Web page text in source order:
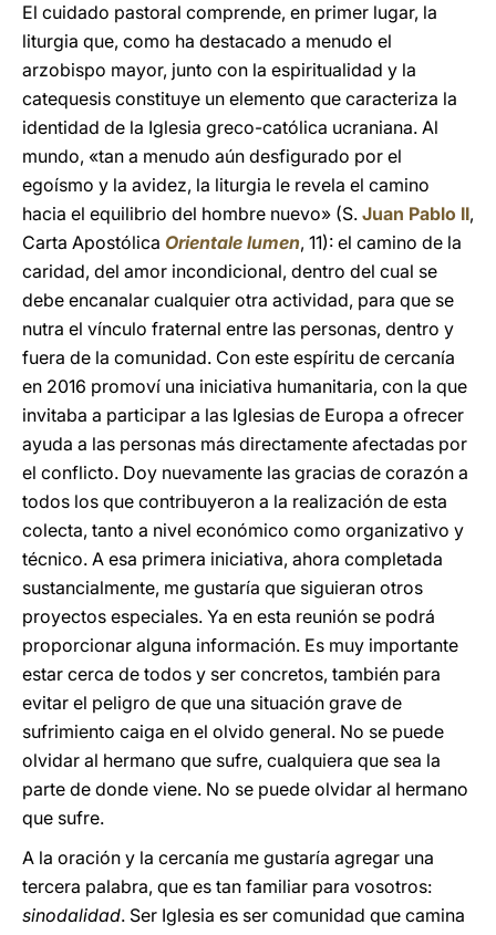
El cuidado pastoral comprende, en primer lugar, la
liturgia que, como ha destacado a menudo el
arzobispo mayor, junto con la espiritualidad y la
catequesis constituye un elemento que caracteriza la
identidad de la Iglesia greco-católica ucraniana. Al
mundo, «tan a menudo aún desfigurado por el
egoísmo y la avidez, la liturgia le revela el camino
hacia el equilibrio del hombre nuevo» (S. Juan Pablo II,
Carta Apostólica Orientale lumen, 11): el camino de la
caridad, del amor incondicional, dentro del cual se
debe encanalar cualquier otra actividad, para que se
nutra el vínculo fraternal entre las personas, dentro y
fuera de la comunidad. Con este espíritu de cercanía
en 2016 promoví una iniciativa humanitaria, con la que
invitaba a participar a las Iglesias de Europa a ofrecer
ayuda a las personas más directamente afectadas por
el conflicto. Doy nuevamente las gracias de corazón a
todos los que contribuyeron a la realización de esta
colecta, tanto a nivel económico como organizativo y
técnico. A esa primera iniciativa, ahora completada
sustancialmente, me gustaría que siguieran otros
proyectos especiales. Ya en esta reunión se podrá
proporcionar alguna información. Es muy importante
estar cerca de todos y ser concretos, también para
evitar el peligro de que una situación grave de
sufrimiento caiga en el olvido general. No se puede
olvidar al hermano que sufre, cualquiera que sea la
parte de donde viene. No se puede olvidar al hermano
que sufre.
A la oración y la cercanía me gustaría agregar una
tercera palabra, que es tan familiar para vosotros:
sinodalidad. Ser Iglesia es ser comunidad que camina